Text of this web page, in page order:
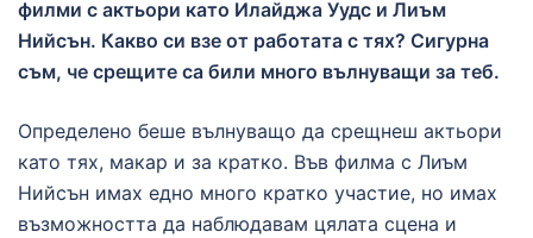
филми с актьори като Илайджа Уудс и Лиъм
Нийсън. Какво си взе от работата с тях? Сигурна
съм, че срещите са били много вълнуващи за теб.
Определено беше вълнуващо да срещнеш актьори
като тях, макар и за кратко. Във филма с Лиъм
Нийсън имах едно много кратко участие, но имах
възможността да наблюдавам цялата сцена и